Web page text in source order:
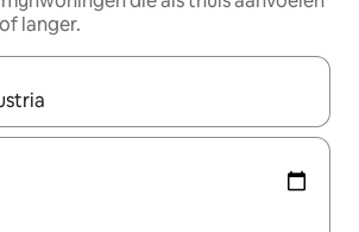
langer.
beschikbaar zijn, maak je een keuze